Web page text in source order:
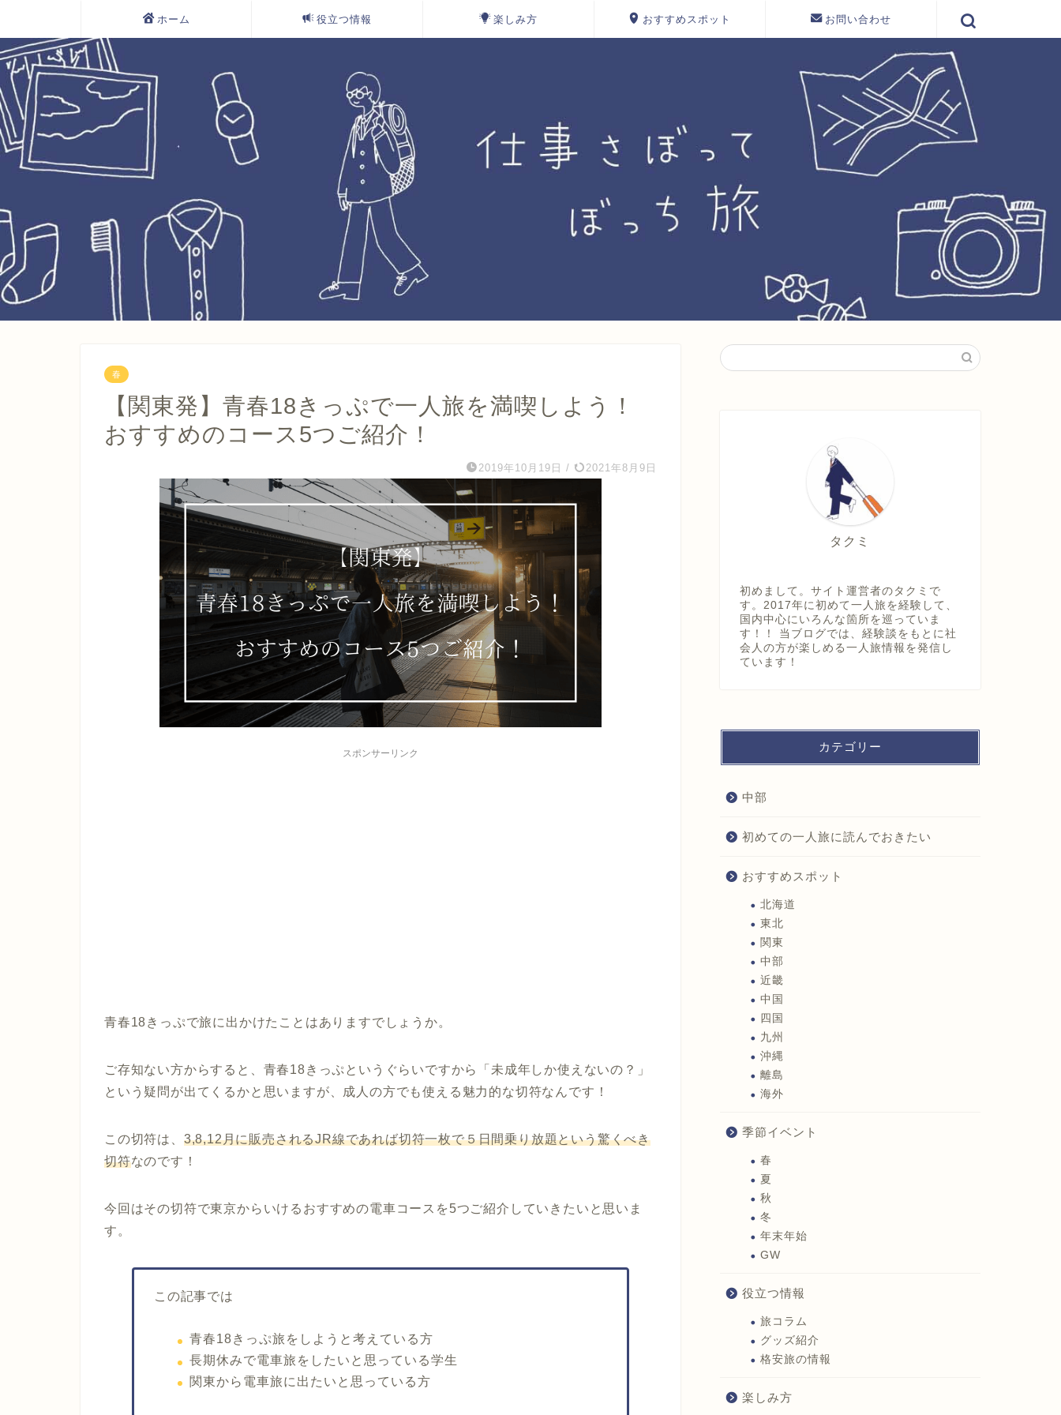
ホーム 役立つ情報 楽しみ方 おすすめスポット お問い合わせ
春
【関東発】青春18きっぷで一人旅を満喫しよう！
おすすめのコース5つご紹介！
2019年10月19日 / 2021年8月9日
スポンサーリンク
青春18きっぷで旅に出かけたことはありますでしょうか。
ご存知ない方からすると、青春18きっぷというぐらいですから「 未成年しか使えないの？
」
という疑問が出てくるかと思いますが、成人の方でも使える魅力的な切符なんです！
この切符は、 3,8,12月に販売されるJR線であれば切符一枚で５日間乗り放題という驚くべき
切符なのです！
今回はその切符で東京からいけるおすすめの電車コースを5つご紹介していきたいと思いま
す。
この記事では
青春18きっぷ旅をしようと考えている方
長期休みで電車旅をしたいと思っている学生
関東から電車旅に出たいと思っている方
タクミ
初めまして。サイト運営者のタクミで
す。2017年に初めて一人旅を経験して、
国内中心にいろんな箇所を巡っていま
す！！ 当ブログでは、経験談をもとに社
会人の方が楽しめる一人旅情報を発信し
ています！
カテゴリー
中部
初めての一人旅に読んでおきたい
おすすめスポット
北海道
東北
関東
中部
近畿
中国
四国
九州
沖縄
離島
海外
季節イベント
春
夏
秋
冬
年末年始
GW
役立つ情報
旅コラム
グッズ紹介
格安旅の情報
楽しみ方